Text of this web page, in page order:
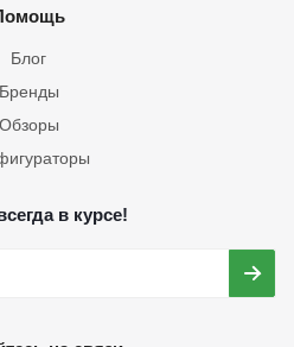
Блог
Бренды
Обзоры
в курсе!